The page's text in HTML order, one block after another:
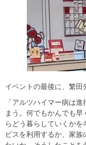
イベントの最後に、繁田
「アルツハイマー病は
まう。何でもかんでも
らどう暮らしていくか
ビスを利用するか、家